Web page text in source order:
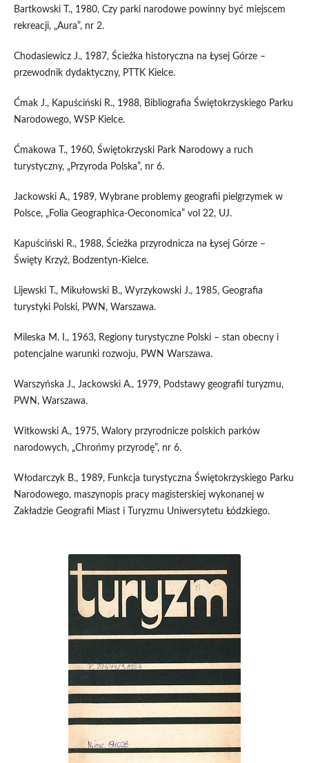
Bartkowski T., 1980, Czy parki narodowe powinny być miejscem
rekreacji, „Aura”, nr 2.
Chodasiewicz J., 1987, Ścieżka historyczna na Łysej Górze –
przewodnik dydaktyczny, PTTK Kielce.
Ćmak J., Kapuściński R., 1988, Bibliografia Świętokrzyskiego Parku
Narodowego, WSP Kielce.
Ćmakowa T., 1960, Świętokrzyski Park Narodowy a ruch
turystyczny, „Przyroda Polska”, nr 6.
Jackowski A., 1989, Wybrane problemy geografii pielgrzymek w
Polsce, „Folia Geographica-Oeconomica” vol 22, UJ.
Kapuściński R., 1988, Ścieżka przyrodnicza na Łysej Górze –
Święty Krzyż, Bodzentyn-Kielce.
Lijewski T., Mikułowski B., Wyrzykowski J., 1985, Geografia
turystyki Polski, PWN, Warszawa.
Mileska M. I., 1963, Regiony turystyczne Polski – stan obecny i
potencjalne warunki rozwoju, PWN Warszawa.
Warszyńska J., Jackowski A., 1979, Podstawy geografii turyzmu,
PWN, Warszawa.
Witkowski A., 1975, Walory przyrodnicze polskich parków
narodowych, „Chrońmy przyrodę”, nr 6.
Włodarczyk B., 1989, Funkcja turystyczna Świętokrzyskiego Parku
Narodowego, maszynopis pracy magisterskiej wykonanej w
Zakładzie Geografii Miast i Turyzmu Uniwersytetu Łódzkiego.